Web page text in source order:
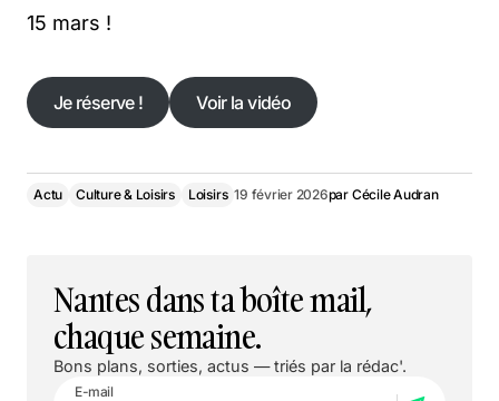
15 mars !
Je réserve !
Je réserve !
Voir la vidéo
Voir la vidéo
Actu Culture & Loisirs Loisirs 19 février 2026par Cécile Audran
Nantes dans ta boîte mail,
chaque semaine.
Bons plans, sorties, actus — triés par la rédac'.
E-mail